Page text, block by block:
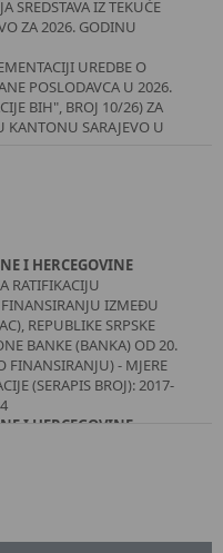
SREDSTAVA IZ TEKUĆE
ZA 2026. GODINU
UREDBE O
POSLODAVCA U 2026.
BIH", BROJ 10/26) ZA
KANTONU SARAJEVO U
RJEŠENJA O
ZA PREGLED,
OSOBA UMRLIH IZVAN
KANTONA SARAJEVO
LIČNIH PODATAKA
SARAJEVO
I HERCEGOVINE
RATIFIKACIJU
IZMEĐU
REPUBLIKE SRPSKE
BANKE (BANKA) OD 20.
FINANSIRANJU) - MJERE
(SERAPIS BROJ): 2017-
I HERCEGOVINE
INTELIGENCIJI I
PRAVA
I HERCEGOVINE
BEČKE KONVENCIJE I